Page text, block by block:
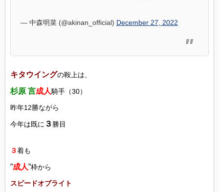
— 中森明菜 (@akinan_official) December 27, 2022
キタウイングの鞍上は、
杉原 言成人騎手（30）
昨年12勝ながら
今年は既に ３ 勝目
３着も
”成人”枠から
スピードオブライト